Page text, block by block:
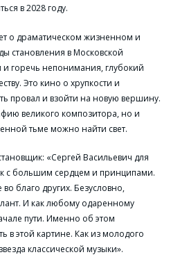
в 2028 году.
о драматическом жизненном и
становления в Московской
горечь непонимания, глубокий
Это кино о хрупкости и
провал и взойти на новую вершину.
великого композитора, но и
тьме можно найти свет.
«Сергей Васильевич для
с большим сердцем и принципами.
благо других. Безусловно,
И как любому одаренному
пути. Именно об этом
в этой картине. Как из молодого
классической музыки».